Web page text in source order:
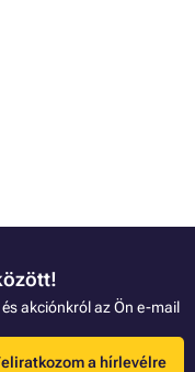
akciónkról az Ön e-mail
a hírlevélre